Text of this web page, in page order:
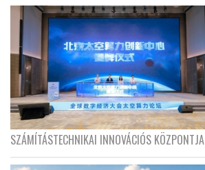
SZÁMÍTÁSTECHNIKAI INNOVÁCIÓS KÖZPONTJA